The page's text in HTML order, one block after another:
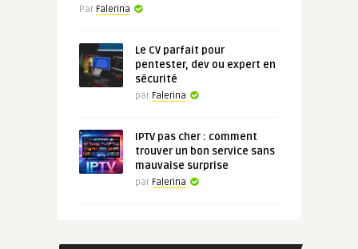
Par Falerina
Le CV parfait pour
pentester, dev ou expert en
sécurité
par Falerina
IPTV pas cher : comment
trouver un bon service sans
mauvaise surprise
par Falerina